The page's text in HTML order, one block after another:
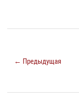
← Предыдущая